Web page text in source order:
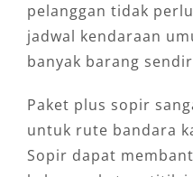
pelanggan tidak
jadwal kendaraan
banyak barang
Paket plus sopir
untuk rute bandara
Sopir dapat